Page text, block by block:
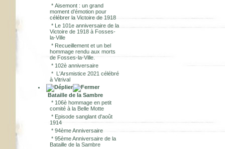
* Aisemont : un grand
moment d’émotion pour
célébrer la Victoire de 1918
* Le 101e anniversaire de la
Victoire de 1918 à Fosses-
la-Ville
* Recueillement et un bel
hommage rendu aux morts
de Fosses-la-Ville.
* 102è anniversaire
* L'Arsmistice 2021 célébré
à Vitrival
Bataille de la Sambre
* 106è hommage en petit
comité à la Belle Motte
* Episode sanglant d'août
1914
* 94ème Anniversaire
* 95ème Anniversaire de la
Bataille de la Sambre